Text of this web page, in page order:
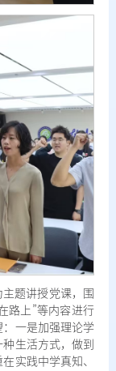
题讲授党课，围
路上”等内容进行
一是加强理论学
生活方式，做到
实践中学真知、